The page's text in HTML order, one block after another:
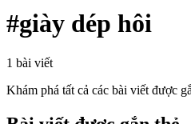
#giày dép hôi
1 bài viết
Khám phá tất cả các bài viết được